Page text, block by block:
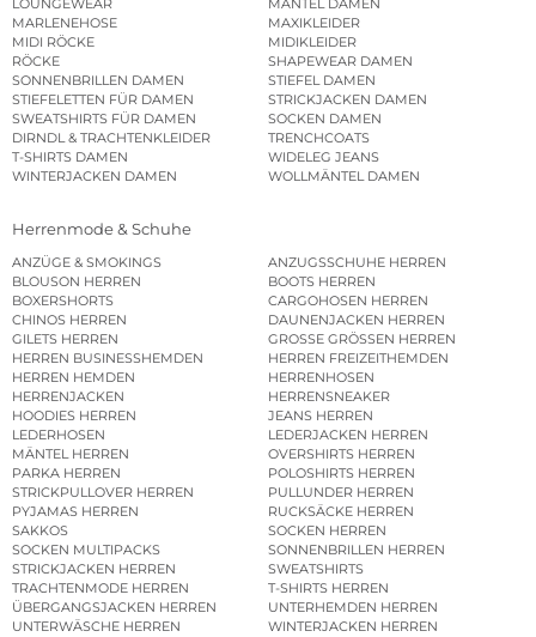
MARLENEHOSE
MAXIKLEIDER
MIDI RÖCKE
MIDIKLEIDER
RÖCKE
SHAPEWEAR DAMEN
SONNENBRILLEN DAMEN
STIEFEL DAMEN
STIEFELETTEN FÜR DAMEN
STRICKJACKEN DAMEN
SWEATSHIRTS FÜR DAMEN
SOCKEN DAMEN
DIRNDL & TRACHTENKLEIDER
TRENCHCOATS
T-SHIRTS DAMEN
WIDELEG JEANS
WINTERJACKEN DAMEN
WOLLMÄNTEL DAMEN
Herrenmode & Schuhe
ANZÜGE & SMOKINGS
ANZUGSSCHUHE HERREN
BLOUSON HERREN
BOOTS HERREN
BOXERSHORTS
CARGOHOSEN HERREN
CHINOS HERREN
DAUNENJACKEN HERREN
GILETS HERREN
GROSSE GRÖSSEN HERREN
HERREN BUSINESSHEMDEN
HERREN FREIZEITHEMDEN
HERREN HEMDEN
HERRENHOSEN
HERRENJACKEN
HERRENSNEAKER
HOODIES HERREN
JEANS HERREN
LEDERHOSEN
LEDERJACKEN HERREN
MÄNTEL HERREN
OVERSHIRTS HERREN
PARKA HERREN
POLOSHIRTS HERREN
STRICKPULLOVER HERREN
PULLUNDER HERREN
PYJAMAS HERREN
RUCKSÄCKE HERREN
SAKKOS
SOCKEN HERREN
SOCKEN MULTIPACKS
SONNENBRILLEN HERREN
STRICKJACKEN HERREN
SWEATSHIRTS
TRACHTENMODE HERREN
T-SHIRTS HERREN
ÜBERGANGSJACKEN HERREN
UNTERHEMDEN HERREN
UNTERWÄSCHE HERREN
WINTERJACKEN HERREN